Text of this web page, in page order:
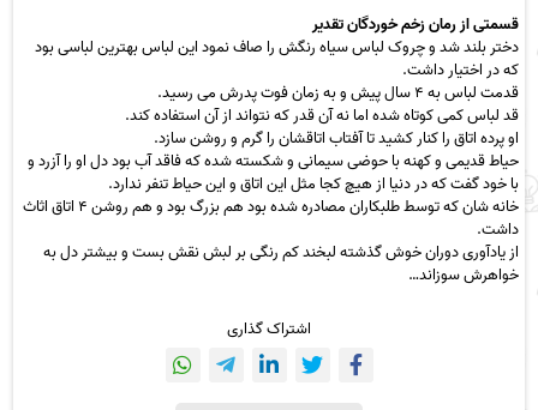
قسمتی از رمان زخم خوردگان تقدیر
دختر بلند شد و چروک لباس سیاه رنگش را صاف نمود این لباس بهترین لباسی بود
که در اختیار داشت.
قدمت لباس به ۴ سال پیش و به زمان فوت پدرش می رسید.
قد لباس کمی کوتاه شده اما نه آن قدر که نتواند از آن استفاده کند.
او پرده اتاق را کنار کشید تا آفتاب اتاقشان را گرم و روشن سازد.
حیاط قدیمی و کهنه با حوضی سیمانی و شکسته شده که فاقد آب بود دل او را آزرد و
با خود گفت که در دنیا از هیچ کجا مثل این اتاق و این حیاط تنفر ندارد.
خانه شان که توسط طلبکاران مصادره شده بود هم بزرگ بود و هم روشن ۴ اتاق اثاث
داشت.
از یادآوری دوران خوش گذشته لبخند کم رنگی بر لبش نقش بست و بیشتر دل به
خواهرش سوزاند…
اشتراک گذاری